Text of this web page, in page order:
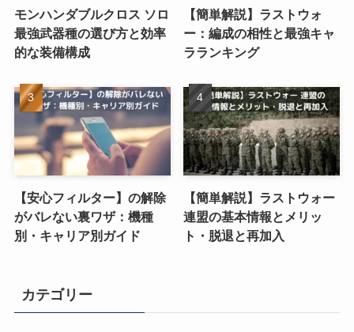
モンハンダブルクロス ソロ
最強武器種の選び方と効率
的な装備構成
【簡単解説】ラストウォ
ー：編成の相性と最強キャ
ラランキング
【安心フィルター】の解除
がバレない裏ワザ：機種
別・キャリア別ガイド
【簡単解説】ラストウォー
連盟の基本情報とメリッ
ト・脱退と再加入
カテゴリー